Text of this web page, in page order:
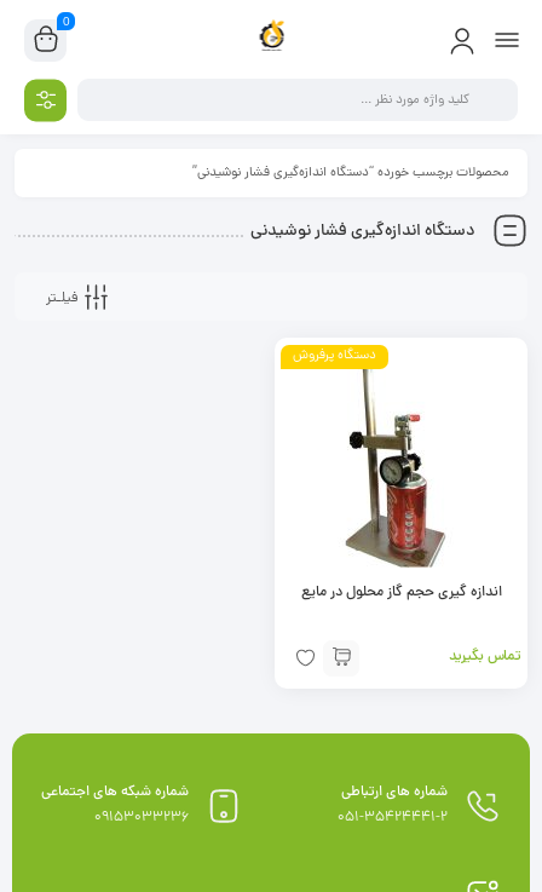
0
محصولات برچسب خورده “دستگاه اندازه‌گیری فشار نوشیدنی”
دستگاه اندازه‌گیری فشار نوشیدنی
فیلـتر
دستگاه پرفروش
اندازه گيری حجم گاز محلول در مايع
تماس بگیرید
شماره های ارتباطی
051-35424441-2
شماره شبکه های اجتماعی
09153033236